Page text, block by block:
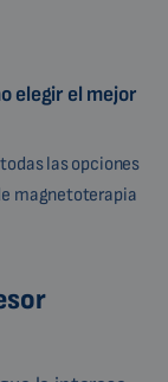
elegir el mejor
las opciones
magnetoterapia